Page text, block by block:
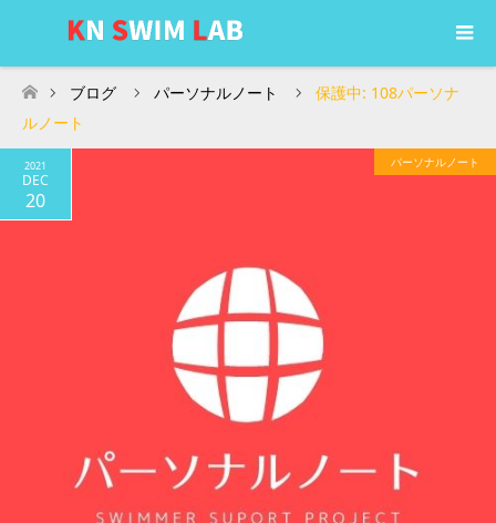
ホーム
ブログ パーソナルノート
保護中: 108パーソナ
ルノート
2021
DEC
20
パーソナルノート